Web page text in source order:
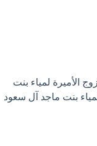
الأميرة لمياء بنت
بنت ماجد آل سعود